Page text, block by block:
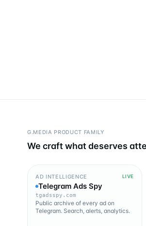
G.MEDIA PRODUCT FAMILY
We craft what deserves
AD INTELLIGENCE LIVE
Telegram Ads Spy
tgadsspy.com
Public archive of every ad on
Telegram. Search, alerts, analytics.